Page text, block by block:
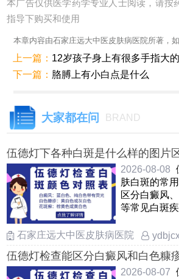
本广告仅供医学药学专业人士阅读，请按
指导下购买和使用
本章内容由石家庄远大中医皮肤病医院所著，
上一篇： 12岁孩子身上有很多手指大
下一篇： 胳膊上有小白点是什么
大家都在问 BRAND
伍德灯下各种白斑是什么样的图片
2026-08-08
肤白斑的常
区分白癜风
等常见白斑
石家庄远大中医皮肤病医院
伍德灯检查能区分白癜风和白色糠
2026-08-07